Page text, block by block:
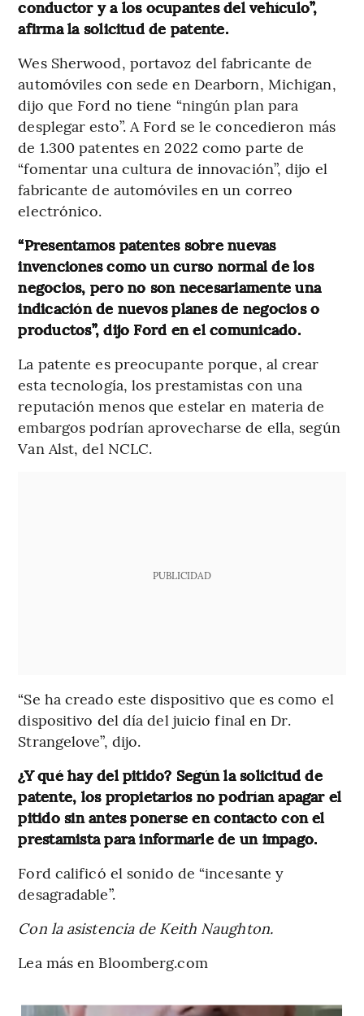
conductor y a los ocupantes del vehículo”,
afirma la solicitud de patente.
Wes Sherwood, portavoz del fabricante de
automóviles con sede en Dearborn, Michigan,
dijo que Ford no tiene “ningún plan para
desplegar esto”. A Ford se le concedieron más
de 1.300 patentes en 2022 como parte de
“fomentar una cultura de innovación”, dijo el
fabricante de automóviles en un correo
electrónico.
“Presentamos patentes sobre nuevas
invenciones como un curso normal de los
negocios, pero no son necesariamente una
indicación de nuevos planes de negocios o
productos”, dijo Ford en el comunicado.
La patente es preocupante porque, al crear
esta tecnología, los prestamistas con una
reputación menos que estelar en materia de
embargos podrían aprovecharse de ella, según
Van Alst, del NCLC.
PUBLICIDAD
“Se ha creado este dispositivo que es como el
dispositivo del día del juicio final en Dr.
Strangelove”, dijo.
¿Y qué hay del pitido? Según la solicitud de
patente, los propietarios no podrían apagar el
pitido sin antes ponerse en contacto con el
prestamista para informarle de un impago.
Ford calificó el sonido de “incesante y
desagradable”.
Con la asistencia de Keith Naughton.
Lea más en Bloomberg.com